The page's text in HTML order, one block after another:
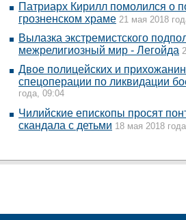
Патриарх Кирилл помолился о
грозненском храме 21 мая 2018
Вылазка экстремистского
межрелигиозный мир - Легойда
Двое полицейских и
спецоперации по ликвидации
года, 09:04
Чилийские епископы просят
скандала с детьми 18 мая 2018